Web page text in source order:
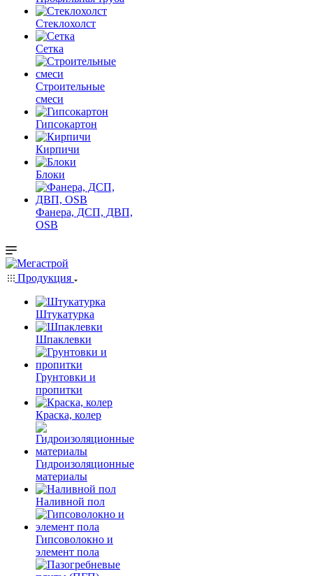
Стеклохолст
Сетка
Строительные
смеси
Гипсокартон
Кирпичи
Блоки
Фанера, ДСП, ДВП,
OSB
Продукция
Штукатурка
Шпаклевки
Грунтовки и
пропитки
Краска, колер
Гидроизоляционные
материалы
Наливной пол
Гипсоволокно и
элемент пола